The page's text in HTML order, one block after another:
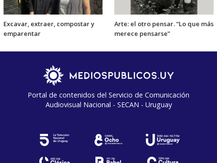
Excavar, extraer, compostar y
emparentar
Arte: el otro pensar. “Lo que más
merece pensarse”
Portal de contenidos del Servicio de Comunicación
Audiovisual Nacional - SECAN - Uruguay